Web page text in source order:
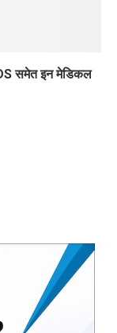
समेत इन मेडिकल